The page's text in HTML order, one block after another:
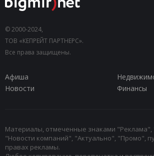
© 2000-2024,
ТОВ «КЕПРЕЙТ ПАРТНЕРС».
Все права защищены.
Афиша
Новости
Финансы
Материалы, отмеченные знаками "Реклама",
"Новости компаний", "Актуально", "Промо",
правах рекламы.